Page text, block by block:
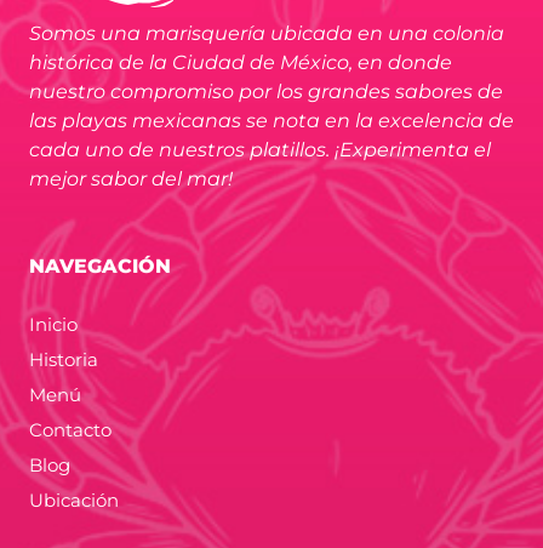
Somos una marisquería ubicada en una colonia
histórica de la Ciudad de México, en donde
nuestro compromiso por los grandes sabores de
las playas mexicanas se nota en la excelencia de
cada uno de nuestros platillos. ¡Experimenta el
mejor sabor del mar!
NAVEGACIÓN
Inicio
Historia
Menú
Contacto
Blog
Ubicación